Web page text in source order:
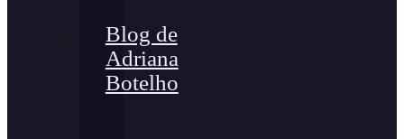
Blog de
Adriana
Botelho